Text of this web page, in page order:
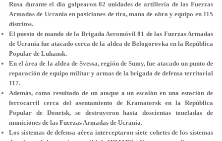
Rusa durante el día golpearon 82 unidades de artillería de las Fuerzas
Armadas de Ucrania en posiciones de tiro, mano de obra y equipo en 115
distritos.
El puesto de mando de la Brigada Aeromóvil 81 de las Fuerzas Armadas
de Ucrania fue atacado cerca de la aldea de Belogorovka en la República
Popular de Luhansk.
En el área de la aldea de Svessa, región de Sumy, fue atacado un punto de
reparación de equipo militar y armas de la brigada de defensa territorial
117.
Además, como resultado de un ataque a un escalón en una estación de
ferrocarril cerca del asentamiento de Kramatorsk en la República
Popular de Donetsk, se destruyeron hasta doscientas toneladas de
municiones de las Fuerzas Armadas de Ucrania.
Los sistemas de defensa aérea interceptaron siete cohetes de los sistemas